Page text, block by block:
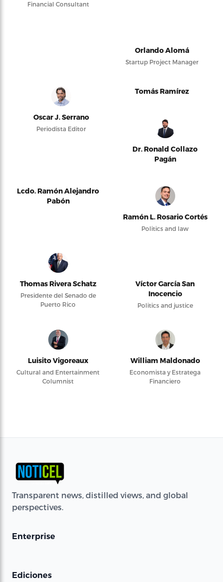
Financial Consultant
Orlando Alomá
Startup Project Manager
Oscar J. Serrano
Periodista Editor
Tomás Ramírez
Dr. Ronald Collazo
Pagán
Lcdo. Ramón Alejandro
Pabón
Ramón L. Rosario Cortés
Politics and law
Thomas Rivera Schatz
Presidente del Senado de
Puerto Rico
Víctor García San
Inocencio
Politics and justice
Luisito Vigoreaux
Cultural and Entertainment
Columnist
William Maldonado
Economista y Estratega
Financiero
Transparent news, distilled views, and global
perspectives.
Enterprise
Ediciones